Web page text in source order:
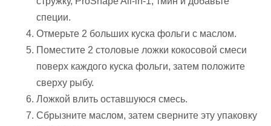
специи.
Отмерьте 2 больших куска фольги с маслом.
Поместите 2 столовые ложки кокосовой смеси
поверх каждого куска фольги, затем положите
сверху рыбу.
Ложкой влить оставшуюся смесь.
Сбрызните маслом, затем сверните эту упаковку